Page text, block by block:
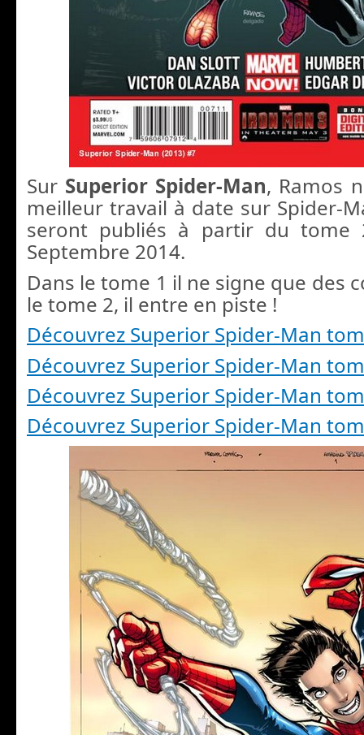
Sur Superior Spider-Man, Ramos
meilleur travail à date sur Spider-
seront publiés à partir du tome
Septembre 2014.
Dans le tome 1 il ne signe que des
le tome 2, il entre en piste !
Découvrez Superior Spider-Man
Découvrez Superior Spider-Man
Découvrez Superior Spider-Man
Découvrez Superior Spider-Man